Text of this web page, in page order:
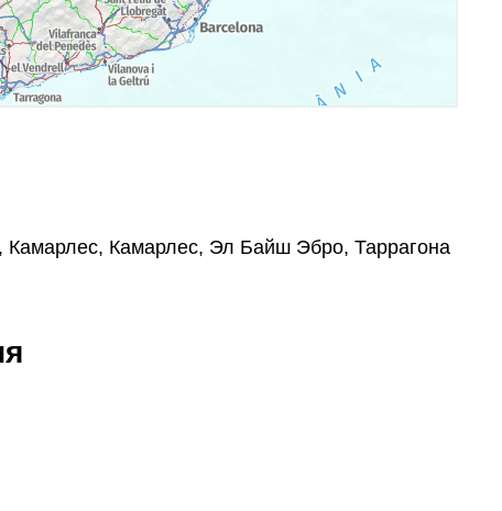
Камарлес, Камарлес, Эл Байш Эбро, Таррагона